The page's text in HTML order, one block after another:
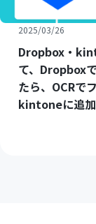
2025/03/26
Dropbox・
て、Dropbox
たら、OCRで
kintoneに追